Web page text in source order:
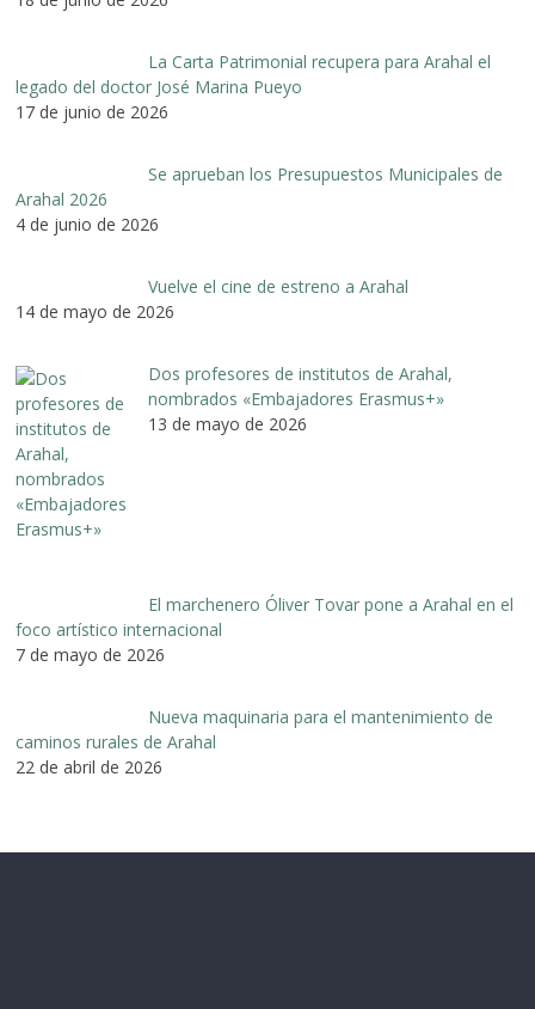
La Carta Patrimonial recupera para Arahal el
legado del doctor José Marina Pueyo
17 de junio de 2026
Se aprueban los Presupuestos Municipales de
Arahal 2026
4 de junio de 2026
Vuelve el cine de estreno a Arahal
14 de mayo de 2026
Dos profesores de institutos de Arahal,
nombrados «Embajadores Erasmus+»
13 de mayo de 2026
El marchenero Óliver Tovar pone a Arahal en el
foco artístico internacional
7 de mayo de 2026
Nueva maquinaria para el mantenimiento de
caminos rurales de Arahal
22 de abril de 2026